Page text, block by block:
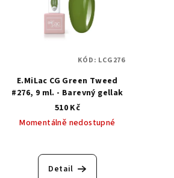
E.MiLac CG Green Tweed
#276, 9 ml. - Barevný gellak
510 Kč
Momentálně nedostupné
Detail
KÓD: LCG276